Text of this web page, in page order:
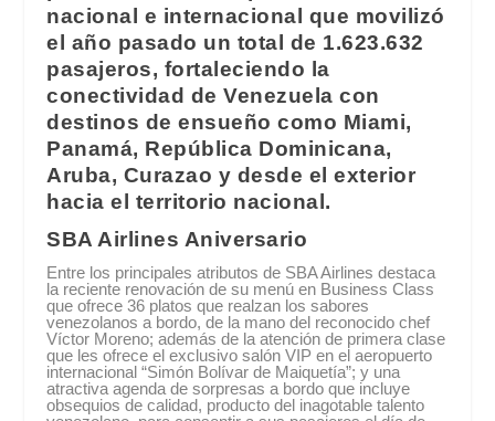
nacional e internacional que movilizó
el año pasado un total de 1.623.632
pasajeros, fortaleciendo la
conectividad de Venezuela con
destinos de ensueño como Miami,
Panamá, República Dominicana,
Aruba, Curazao y desde el exterior
hacia el territorio nacional.
SBA Airlines Aniversario
Entre los principales atributos de SBA Airlines destaca
la reciente renovación de su menú en Business Class
que ofrece 36 platos que realzan los sabores
venezolanos a bordo, de la mano del reconocido chef
Víctor Moreno; además de la atención de primera clase
que les ofrece el exclusivo salón VIP en el aeropuerto
internacional “Simón Bolívar de Maiquetía”; y una
atractiva agenda de sorpresas a bordo que incluye
obsequios de calidad, producto del inagotable talento